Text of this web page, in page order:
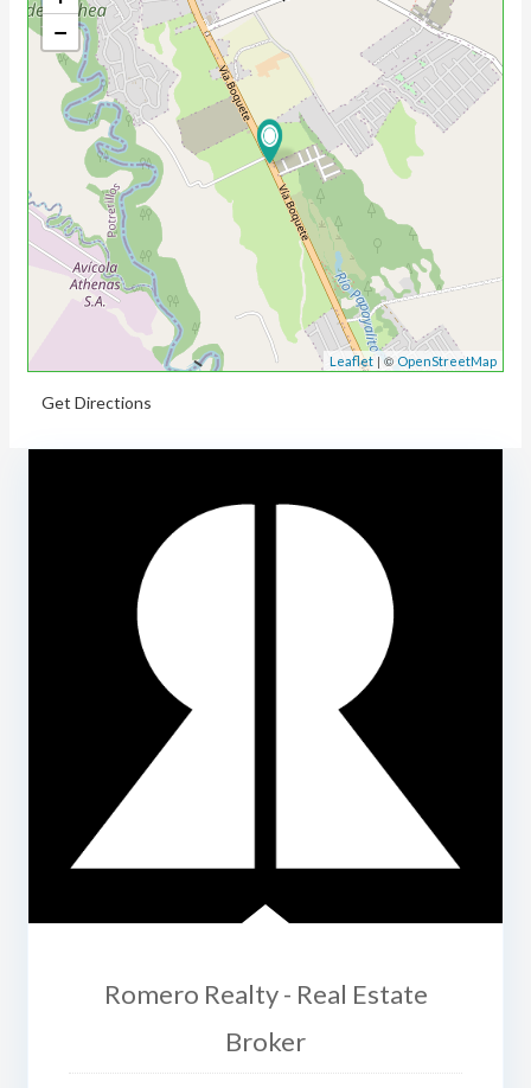
−
Leaflet | © OpenStreetMap
Get Directions
Romero Realty - Real Estate
Broker